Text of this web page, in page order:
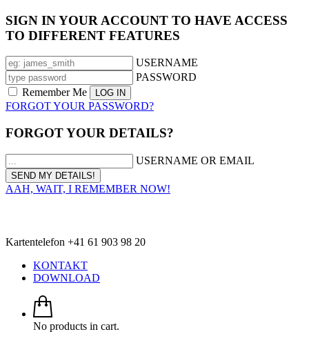
SIGN IN YOUR ACCOUNT TO HAVE ACCESS
TO DIFFERENT FEATURES
USERNAME
PASSWORD
Remember Me
FORGOT YOUR PASSWORD?
FORGOT YOUR DETAILS?
USERNAME OR EMAIL
AAH, WAIT, I REMEMBER NOW!
Kartentelefon +41 61 903 98 20
KONTAKT
DOWNLOAD
No products in cart.